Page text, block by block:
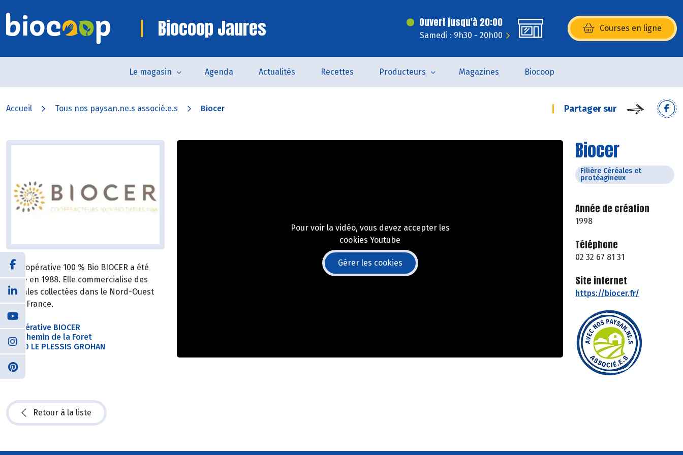
Biocoop Jaures Ouvert jusqu'à 20:00
Samedi : 9h30 - 20h00
Courses en ligne
(s’ouvre dans une nouvelle
Le magasin Agenda Actualités Recettes Producteurs Magazines Biocoop
Accueil Tous nos paysan.ne.s associé.e.s Biocer Partager sur
Biocer
Filière Céréales et
protéagineux
Année de création
1998
Téléphone
02 32 67 81 31
Site internet
https://biocer.fr/
La coopérative 100 % Bio BIOCER a été
créée en 1988. Elle commercialise des
céréales collectées dans le Nord-Ouest
de la France.
Coopérative BIOCER
240 chemin de la Foret
27180 LE PLESSIS GROHAN
Pour voir la vidéo, vous devez accepter les
cookies Youtube
Gérer les cookies
Retour à la liste